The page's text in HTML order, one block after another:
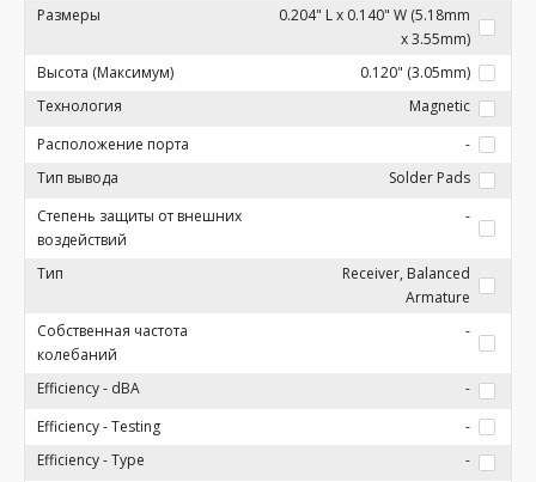
Размеры
0.204" L x 0.140" W (5.18mm
x 3.55mm)
Высота (Максимум)
0.120" (3.05mm)
Технология
Magnetic
Расположение порта
-
Тип вывода
Solder Pads
Степень защиты от внешних
воздействий
-
Тип
Receiver, Balanced
Armature
Собственная частота
колебаний
-
Efficiency - dBA
-
Efficiency - Testing
-
Efficiency - Type
-